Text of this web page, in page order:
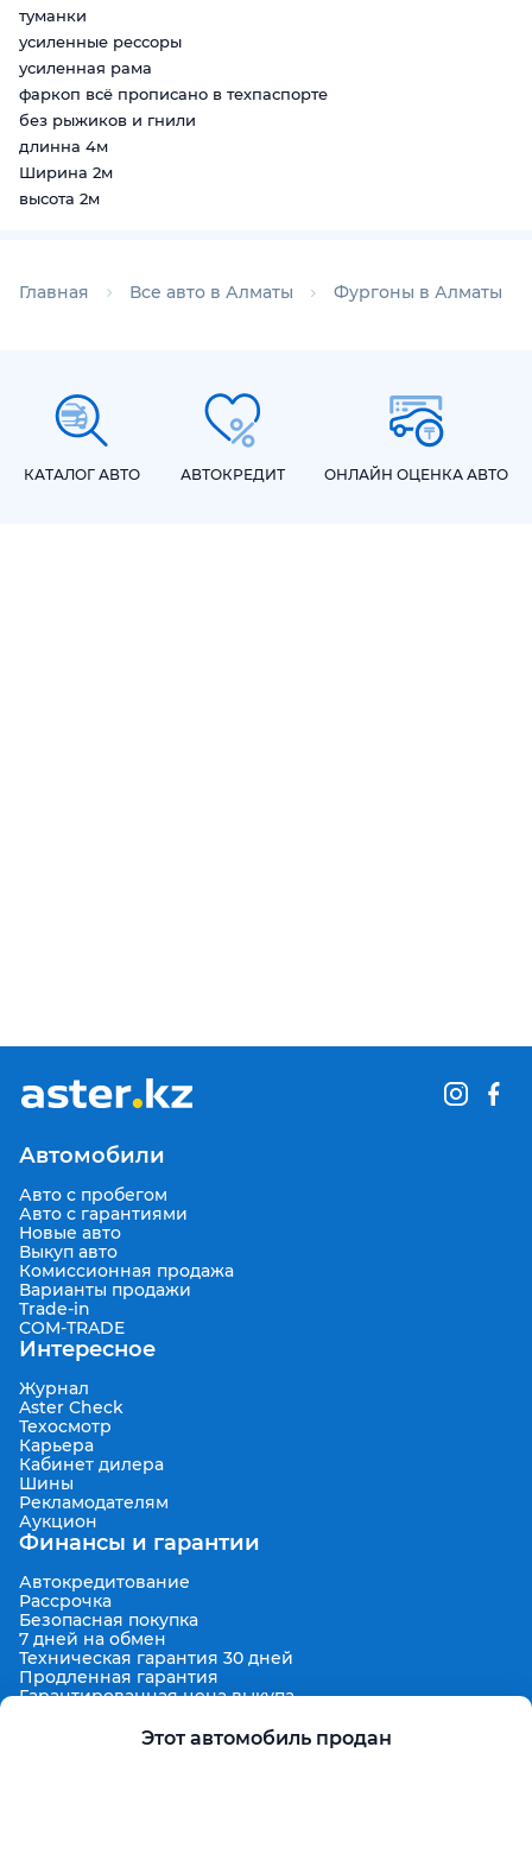
Этот автомобиль продан
туманки
усиленные рессоры
усиленная рама
фаркоп всё прописано в техпаспорте
без рыжиков и гнили
длинна 4м
Ширина 2м
высота 2м
Главная Все авто в Алматы Фургоны в Алматы
КАТАЛОГ АВТО АВТОКРЕДИТ ОНЛАЙН ОЦЕНКА АВТО
Автомобили
Авто с пробегом
Авто с гарантиями
Новые авто
Выкуп авто
Комиссионная продажа
Варианты продажи
Trade-in
COM-TRADE
Интересное
Журнал
Aster Check
Техосмотр
Карьера
Кабинет дилера
Шины
Рекламодателям
Аукцион
Финансы и гарантии
Автокредитование
Рассрочка
Безопасная покупка
7 дней на обмен
Техническая гарантия 30 дней
Продленная гарантия
Гарантированная цена выкупа
Поддержка